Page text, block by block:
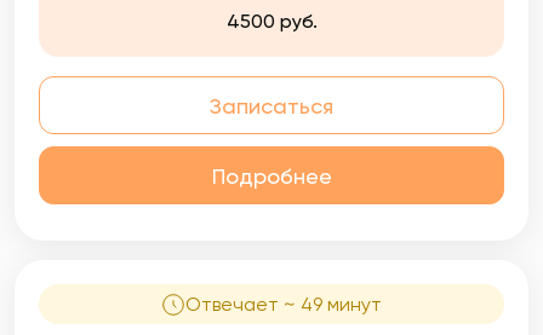
4500 руб.
Записаться
Подробнее
Отвечает ~ 49 минут